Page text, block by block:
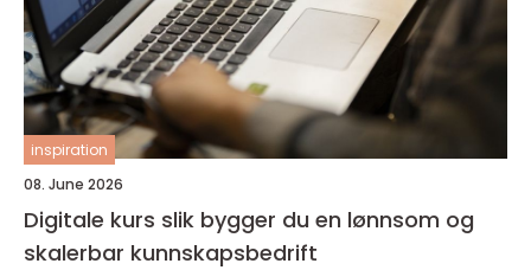
inspiration
08. June 2026
Digitale kurs slik bygger du en lønnsom og
skalerbar kunnskapsbedrift